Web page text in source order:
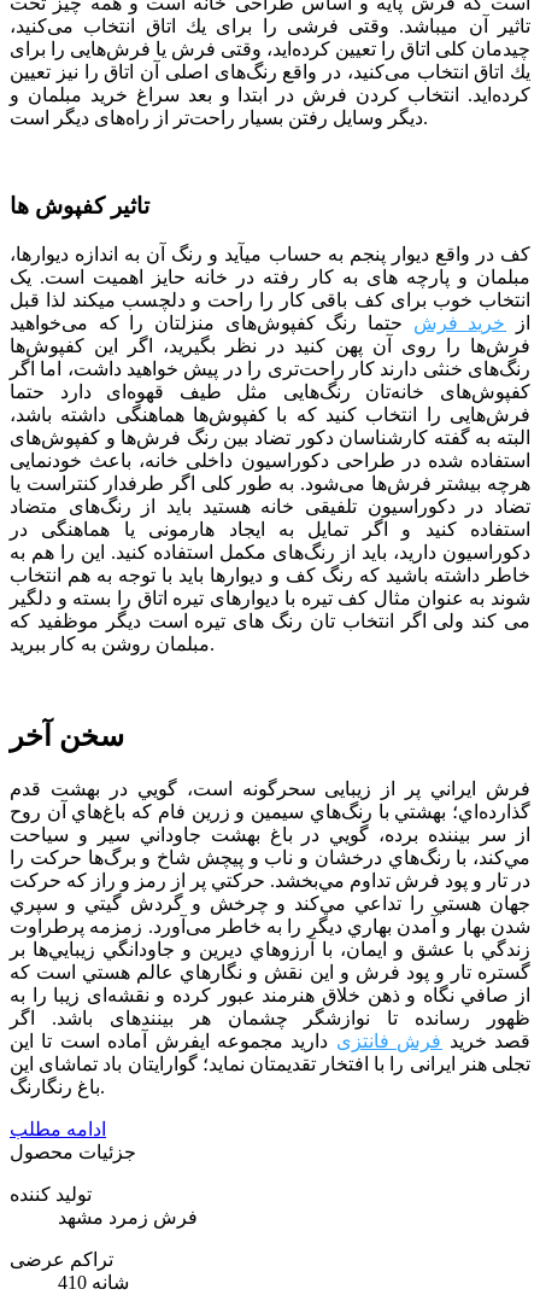
تاثیر آن می­باشد. وقتی فرشی را برای یك اتاق انتخاب می‌كنید،
چیدمان كلی اتاق را تعیین كرده‌اید، وقتی فرش یا فرش‌هایی را برای
یك اتاق انتخاب می‌كنید، در واقع رنگ‌های اصلی آن اتاق را نیز تعیین
كرده‌اید. انتخاب کردن فرش در ابتدا و بعد سراغ خرید مبلمان و
دیگر وسایل رفتن بسیار راحت‌تر از راه‌های دیگر است.
تاثیر کفپوش ها
کف در واقع دیوار پنجم به حساب می­آید و رنگ آن به اندازه دیوارها،
مبلمان و پارچه­ های به کار رفته در خانه حایز اهمیت است. یک
انتخاب خوب برای کف باقی کار را راحت و دلچسب می­کند لذا قبل
از خرید فرش حتما رنگ کفپوش‌های منزلتان را که می‌خواهید
فرش‌ها را روی آن پهن کنید در نظر بگیرید، اگر این کفپوش‌ها
رنگ‌های خنثی دارند کار راحت‌تری را در پیش خواهید داشت، اما اگر
کفپوش‌های خانه‌تان رنگ‌هایی مثل طیف قهوه‌ای دارد حتما
فرش‌هایی را انتخاب کنید که با کفپوش‌ها هماهنگی داشته باشد،
البته به گفته کارشناسان دکور تضاد بین رنگ فرش‌ها و کفپوش‌های
استفاده شده در طراحی دکوراسیون داخلی خانه، باعث خودنمایی
هرچه بیشتر فرش‌ها می‌شود. به طور کلی اگر طرفدار کنتراست یا
تضاد در دکوراسیون تلفیقی خانه هستید باید از رنگ‌های متضاد
استفاده کنید و اگر تمایل به ایجاد هارمونی یا هماهنگی در
دکوراسیون دارید، باید از رنگ‌های مکمل استفاده کنید. این را هم به
خاطر داشته باشید که رنگ کف و دیوارها باید با توجه به هم انتخاب
شوند به عنوان مثال کف تیره با دیوارهای تیره اتاق را بسته و دلگیر
می کند ولی اگر انتخاب تان رنگ های تیره است دیگر موظفید که
مبلمان روشن به کار ببرید.
سخن آخر
فرش ايراني پر از زيبایی سحرگونه است، گويي در بهشت قدم
گذارده‌اي؛ بهشتي با رنگ‌هاي سيمين و زرين فام كه باغ‌هاي آن روح
از سر بيننده برده، ‌گويي در باغ بهشت جاوداني سير و سياحت
مي‌كند، با رنگ‌هاي درخشان و ناب و پیچش شاخ و برگ‌ها حركت را
در تار و پود فرش تداوم مي‌بخشد. حركتي پر از رمز و راز كه حركت
جهان هستي را تداعي مي‌كند و چرخش و گردش گيتي و سپري
شدن بهار و آمدن بهاري ديگر را به خاطر می‌آورد. زمزمه پرطراوت
زندگي با عشق و ايمان، با آرزوهاي ديرين و جاودانگي زيبايي‌ها بر
گستره تار و پود فرش و اين نقش و نگارهاي عالم هستي است كه
از صافي نگاه و ذهن خلاق هنرمند عبور كرده و نقشه‌ای زیبا را به
ظهور رسانده تا نوازشگر چشمان هر بیننده­ای باشد. اگر
قصد خرید فرش فانتزی دارید مجموعه ایفرش آماده است تا این
تجلی هنر ایرانی را با افتخار تقدیمتان نماید؛ گوارایتان باد تماشای این
باغ رنگارنگ.
ادامه مطلب
جزئیات محصول
تولید کننده
فرش زمرد مشهد
تراکم عرضی
410 شانه